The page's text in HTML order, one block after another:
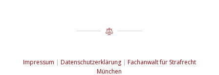
Impressum | Datenschutzerklärung| Fachanwalt für Strafrecht
München